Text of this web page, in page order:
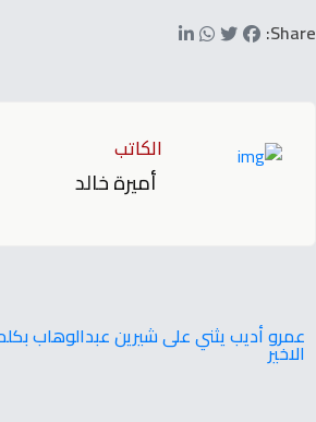
Share:
الكاتب
أميرة خالد
عمرو أديب يثني على شيرين عبدالوهاب
الاخير